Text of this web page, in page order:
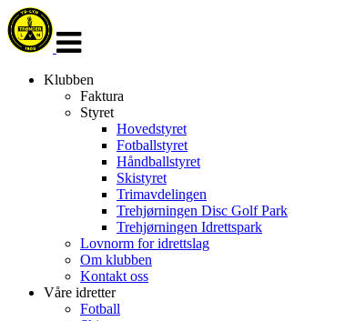
navigasjon
Klubben
Faktura
Styret
Hovedstyret
Fotballstyret
Håndballstyret
Skistyret
Trimavdelingen
Trehjørningen Disc Golf Park
Trehjørningen Idrettspark
Lovnorm for idrettslag
Om klubben
Kontakt oss
Våre idretter
Fotball